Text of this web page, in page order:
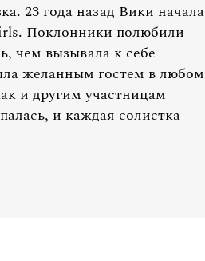
23 года назад Вики начала
Поклонники полюбили
чем вызывала к себе
желанным гостем в любом
и другим участницам
и каждая солистка